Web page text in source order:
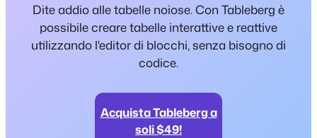
Dite addio alle tabelle noiose. Con Tableberg è
possibile creare tabelle interattive e reattive
utilizzando l'editor di blocchi, senza bisogno di
codice.
Acquista Tableberg a
soli $49!